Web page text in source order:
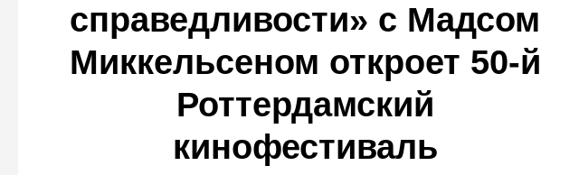
справедливости» с Мадсом
Миккельсеном откроет 50-й
Роттердамский
кинофестиваль